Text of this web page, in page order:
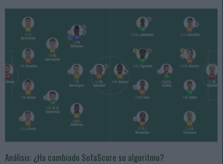
Análisis: ¿Ha cambiado SofaScore su algoritmo?